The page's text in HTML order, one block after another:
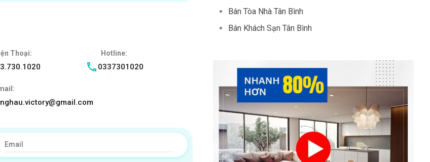
Thoại: Hotline:
0337301020
Bán Tòa Nhà Tân Bình
Bán Khách Sạn Tân Bình